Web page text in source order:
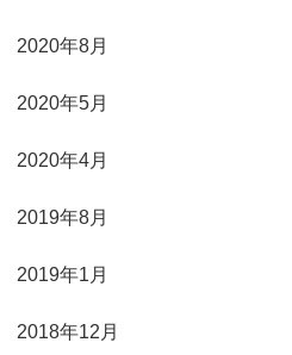
2020年8月
2020年5月
2020年4月
2019年8月
2019年1月
2018年12月